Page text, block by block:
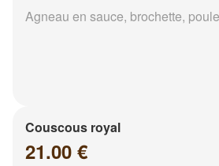
Agneau en sauce, brochette,
Couscous royal
21.00 €